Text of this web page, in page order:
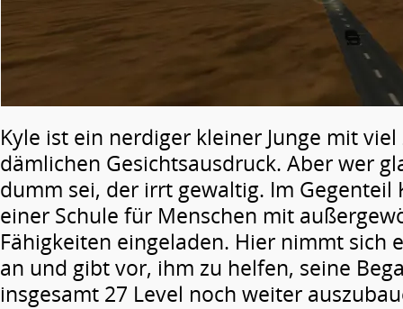
Kyle ist ein nerdiger kleiner Junge mit
dämlichen Gesichtsausdruck. Aber wer
dumm sei, der irrt gewaltig. Im Gegenteil
einer Schule für Menschen mit
Fähigkeiten eingeladen. Hier nimmt sich
an und gibt vor, ihm zu helfen, seine
insgesamt 27 Level noch weiter